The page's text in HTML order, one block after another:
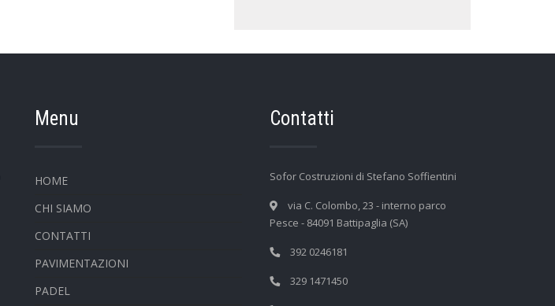
Menu
HOME
CHI SIAMO
CONTATTI
PAVIMENTAZIONI
PADEL
Contatti
Sofor Costruzioni di Stefano Soffientini
via C. Colombo, 23 - interno parco
Pesce - 84091 Battipaglia (SA)
392 0246181
329 1471450